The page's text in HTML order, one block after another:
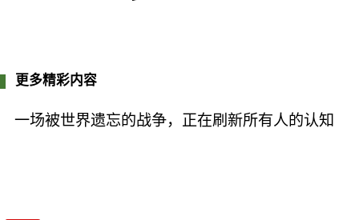
更多精彩内容
一场被世界遗忘的战争，正在刷新所有人的认知